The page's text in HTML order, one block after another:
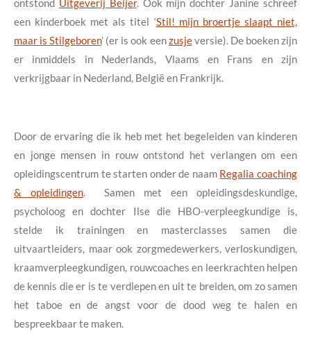
ontstond Uitgeverij Beijer. Ook mijn dochter Janine schreef
een kinderboek met als titel ‘Stil! mijn broertje slaapt niet,
maar is Stilgeboren’ (er is ook eenzusjeversie). De boeken zijn
er inmiddels in Nederlands, Vlaams en Frans en zijn
verkrijgbaar in Nederland, België en Frankrijk.
Door de ervaring die ik heb met het begeleiden van kinderen
en jonge mensen in rouw ontstond het verlangen om een
opleidingscentrum te starten onder de naam Regalia coaching
& opleidingen. Samen met een opleidingsdeskundige,
psycholoog en dochter Ilse die HBO-verpleegkundige is,
stelde ik trainingen en masterclasses samen die
uitvaartleiders, maar ook zorgmedewerkers, verloskundigen,
kraamverpleegkundigen, rouwcoaches en leerkrachten helpen
de kennis die er is te verdiepen en uit te breiden, om zo samen
het taboe en de angst voor de dood weg te halen en
bespreekbaar te maken.